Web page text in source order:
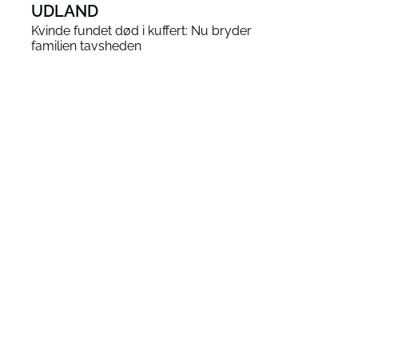
UDLAND
Kvinde fundet død i kuffert: Nu bryder
familien tavsheden